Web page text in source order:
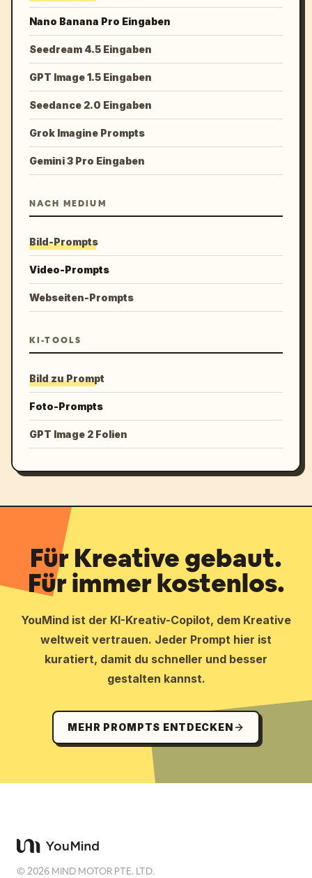
Nano Banana Pro Eingaben
Seedream 4.5 Eingaben
GPT Image 1.5 Eingaben
Seedance 2.0 Eingaben
Grok Imagine Prompts
Gemini 3 Pro Eingaben
NACH MEDIUM
Bild-Prompts
Video-Prompts
Webseiten-Prompts
KI-TOOLS
Bild zu Prompt
Foto-Prompts
GPT Image 2 Folien
Für Kreative gebaut.
Für immer kostenlos.
YouMind ist der KI-Kreativ-Copilot, dem Kreative
weltweit vertrauen. Jeder Prompt hier ist
kuratiert, damit du schneller und besser
gestalten kannst.
MEHR PROMPTS ENTDECKEN
©2026 MIND MOTOR PTE. LTD.